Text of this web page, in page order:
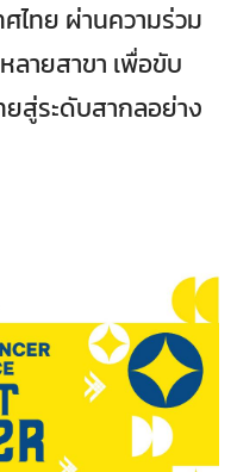
ไทย ผ่านความร่วม
ายสาขา เพื่อขับ
ยสู่ระดับสากลอย่าง